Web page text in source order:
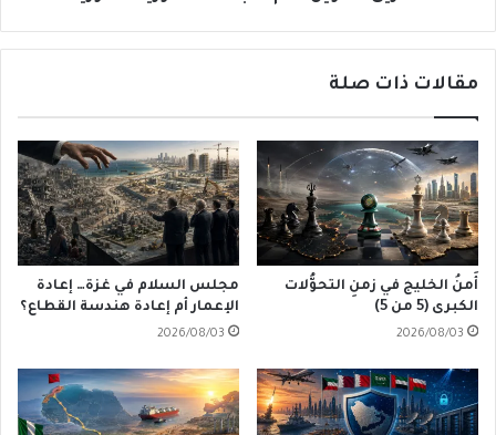
مقالات ذات صلة
أَمنُ الخليج في زمنِ التحوُّلات
الكبرى (5 من 5)
2026/08/03
مجلس السلام في غزة… إعادة
الإعمار أم إعادة هندسة القطاع؟
2026/08/03